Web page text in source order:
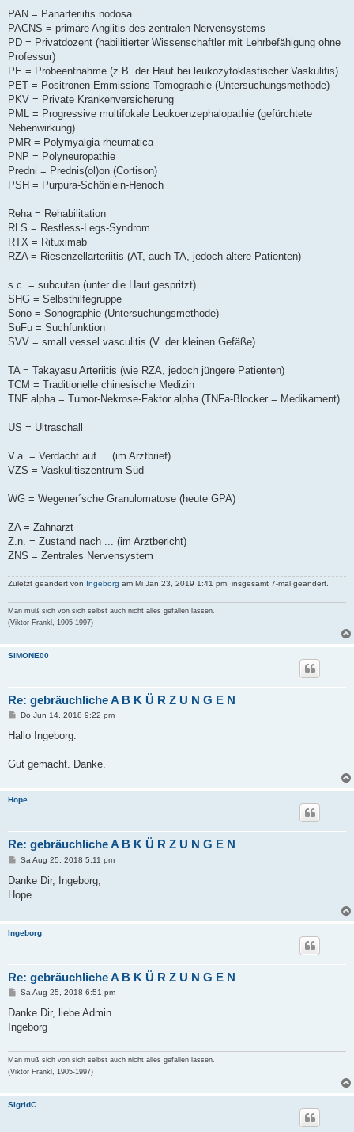
PAN = Panarteriitis nodosa
PACNS = primäre Angiitis des zentralen Nervensystems
PD = Privatdozent (habilitierter Wissenschaftler mit Lehrbefähigung ohne
Professur)
PE = Probeentnahme (z.B. der Haut bei leukozytoklastischer Vaskulitis)
PET = Positronen-Emmissions-Tomographie (Untersuchungsmethode)
PKV = Private Krankenversicherung
PML = Progressive multifokale Leukoenzephalopathie (gefürchtete
Nebenwirkung)
PMR = Polymyalgia rheumatica
PNP = Polyneuropathie
Predni = Prednis(ol)on (Cortison)
PSH = Purpura-Schönlein-Henoch
Reha = Rehabilitation
RLS = Restless-Legs-Syndrom
RTX = Rituximab
RZA = Riesenzellarteriitis (AT, auch TA, jedoch ältere Patienten)
s.c. = subcutan (unter die Haut gespritzt)
SHG = Selbsthilfegruppe
Sono = Sonographie (Untersuchungsmethode)
SuFu = Suchfunktion
SVV = small vessel vasculitis (V. der kleinen Gefäße)
TA = Takayasu Arteriitis (wie RZA, jedoch jüngere Patienten)
TCM = Traditionelle chinesische Medizin
TNF alpha = Tumor-Nekrose-Faktor alpha (TNFa-Blocker = Medikament)
US = Ultraschall
V.a. = Verdacht auf ... (im Arztbrief)
VZS = Vaskulitiszentrum Süd
WG = Wegener´sche Granulomatose (heute GPA)
ZA = Zahnarzt
Z.n. = Zustand nach ... (im Arztbericht)
ZNS = Zentrales Nervensystem
Zuletzt geändert von Ingeborg am Mi Jan 23, 2019 1:41 pm, insgesamt 7-mal geändert.
Man muß sich von sich selbst auch nicht alles gefallen lassen.
(Viktor Frankl, 1905-1997)
SiMONE00
Re: gebräuchliche A B K Ü R Z U N G E N
B
i
a
Do Jun 14, 2018 9:22 pm
Hallo Ingeborg.
Gut gemacht. Danke.
Hope
Re: gebräuchliche A B K Ü R Z U N G E N
B
i
r
Sa Aug 25, 2018 5:11 pm
Danke Dir, Ingeborg,
Hope
Ingeborg
Re: gebräuchliche A B K Ü R Z U N G E N
B
i
r
Sa Aug 25, 2018 6:51 pm
Danke Dir, liebe Admin.
Ingeborg
Man muß sich von sich selbst auch nicht alles gefallen lassen.
(Viktor Frankl, 1905-1997)
SigridC